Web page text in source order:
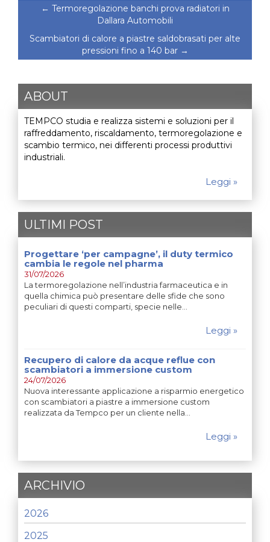
← Termoregolazione banchi prova radiatori in
Dallara Automobili
Scambiatori di calore a piastre saldobrasati per alte
pressioni fino a 140 bar →
ABOUT
TEMPCO studia e realizza sistemi e soluzioni per il
raffreddamento, riscaldamento, termoregolazione e
scambio termico, nei differenti processi produttivi
industriali.
Leggi »
ULTIMI POST
Progettare ‘per campagne’, il duty termico
cambia le regole nel pharma
31/07/2026
La termoregolazione nell’industria farmaceutica e in
quella chimica può presentare delle sfide che sono
peculiari di questi comparti, specie nelle…
Leggi »
Recupero di calore da acque reflue con
scambiatori a immersione custom
24/07/2026
Nuova interessante applicazione a risparmio energetico
con scambiatori a piastre a immersione custom
realizzata da Tempco per un cliente nella…
Leggi »
ARCHIVIO
2026
2025